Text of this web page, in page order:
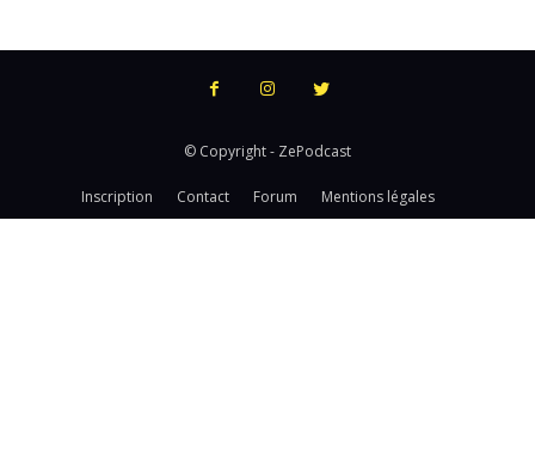
© Copyright - ZePodcast
Inscription Contact Forum Mentions légales